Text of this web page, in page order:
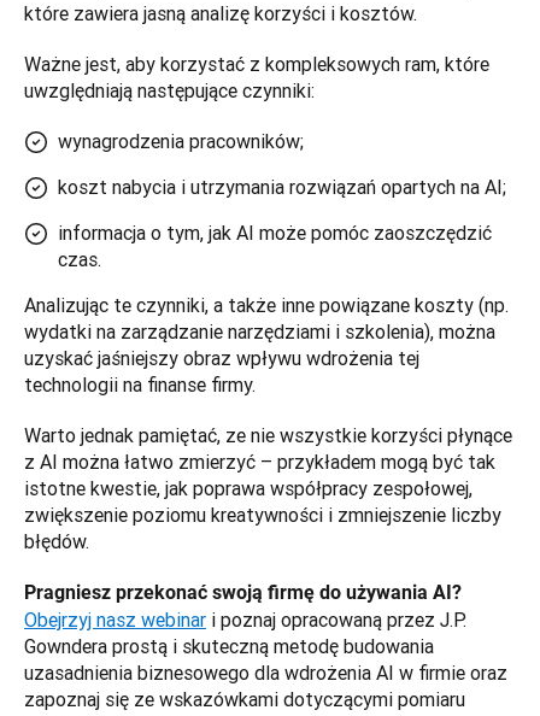
które zawiera jasną analizę korzyści i kosztów.
Ważne jest, aby korzystać z kompleksowych ram, które
uwzględniają następujące czynniki:
wynagrodzenia pracowników;
koszt nabycia i utrzymania rozwiązań opartych na AI;
informacja o tym, jak AI może pomóc zaoszczędzić
czas.
Analizując te czynniki, a także inne powiązane koszty (np.
wydatki na zarządzanie narzędziami i szkolenia), można
uzyskać jaśniejszy obraz wpływu wdrożenia tej
technologii na finanse firmy.
Warto jednak pamiętać, ze nie wszystkie korzyści płynące
z AI można łatwo zmierzyć – przykładem mogą być tak
istotne kwestie, jak poprawa współpracy zespołowej,
zwiększenie poziomu kreatywności i zmniejszenie liczby
błędów.
Obejrzyj nasz webinar i poznaj opracowaną przez J.P.
Gowndera prostą i skuteczną metodę budowania
uzasadnienia biznesowego dla wdrożenia AI w firmie oraz
zapoznaj się ze wskazówkami dotyczącymi pomiaru